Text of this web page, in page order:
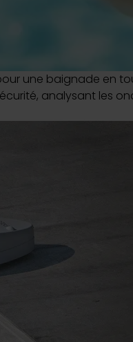
une baignade en
analysant les